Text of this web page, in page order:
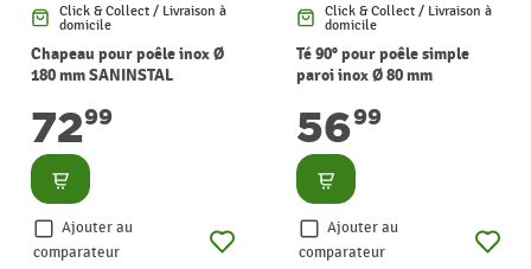
Click & Collect / Livraison à
domicile
Chapeau pour poêle inox Ø
180 mm SANINSTAL
7299
Consulter
Ajouter au
comparateur
Click & Collect / Livraison à
domicile
Té 90° pour poêle simple
paroi inox Ø 80 mm
5699
Consulter
Ajouter au
comparateur